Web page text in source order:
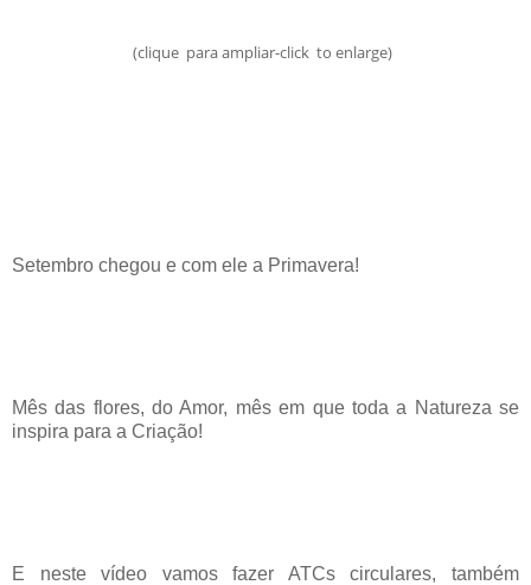
(clique para ampliar-click to enlarge)
Setembro chegou e com ele a Primavera!
Mês das flores, do Amor, mês em que toda a Natureza se
inspira para a Criação!
E neste vídeo vamos fazer ATCs circulares, também